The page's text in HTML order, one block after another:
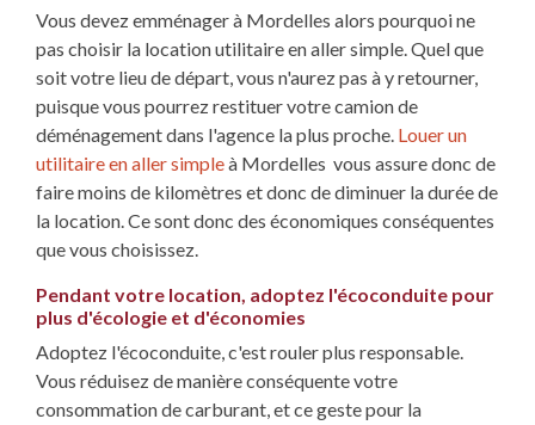
Vous devez emménager à Mordelles alors pourquoi ne
pas choisir la location utilitaire en aller simple. Quel que
soit votre lieu de départ, vous n'aurez pas à y retourner,
puisque vous pourrez restituer votre camion de
déménagement dans l'agence la plus proche. Louer un
utilitaire en aller simpleà Mordelles vous assure donc de
faire moins de kilomètres et donc de diminuer la durée de
la location. Ce sont donc des économiques conséquentes
que vous choisissez.
Pendant votre location, adoptez l'écoconduite pour
plus d'écologie et d'économies
Adoptez l'écoconduite, c'est rouler plus responsable.
Vous réduisez de manière conséquente votre
consommation de carburant, et ce geste pour la